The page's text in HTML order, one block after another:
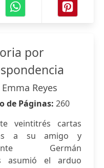
por
Emma Reyes
de Páginas: 260
veintitrés cartas
a su amigo y
Germán
asumió el arduo